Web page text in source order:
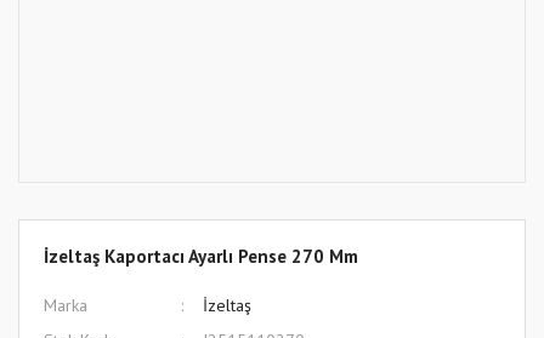
İzeltaş Kaportacı Ayarlı Pense 270 Mm
Marka
İzeltaş